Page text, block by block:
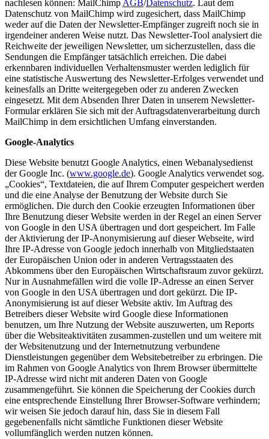
nachlesen können: MailChimp AGB/ Datenschutz. Laut dem
Datenschutz von MailChimp wird zugesichert, dass MailChimp
weder auf die Daten der Newsletter-Empfänger zugreift noch sie in
irgendeiner anderen Weise nutzt. Das Newsletter-Tool analysiert die
Reichweite der jeweiligen Newsletter, um sicherzustellen, dass die
Sendungen die Empfänger tatsächlich erreichen. Die dabei
erkennbaren individuellen Verhaltensmuster werden lediglich für
eine statistische Auswertung des Newsletter-Erfolges verwendet und
keinesfalls an Dritte weitergegeben oder zu anderen Zwecken
eingesetzt. Mit dem Absenden Ihrer Daten in unserem Newsletter-
Formular erklären Sie sich mit der Auftragsdatenverarbeitung durch
MailChimp in dem ersichtlichen Umfang einverstanden.
Google-Analytics
Diese Website benutzt Google Analytics, einen Webanalysedienst
der Google Inc. (www.google.de). Google Analytics verwendet sog.
„Cookies“, Textdateien, die auf Ihrem Computer gespeichert werden
und die eine Analyse der Benutzung der Website durch Sie
ermöglichen. Die durch den Cookie erzeugten Informationen über
Ihre Benutzung dieser Website werden in der Regel an einen Server
von Google in den USA übertragen und dort gespeichert. Im Falle
der Aktivierung der IP-Anonymisierung auf dieser Webseite, wird
Ihre IP-Adresse von Google jedoch innerhalb von Mitgliedstaaten
der Europäischen Union oder in anderen Vertragsstaaten des
Abkommens über den Europäischen Wirtschaftsraum zuvor gekürzt.
Nur in Ausnahmefällen wird die volle IP-Adresse an einen Server
von Google in den USA übertragen und dort gekürzt. Die IP-
Anonymisierung ist auf dieser Website aktiv. Im Auftrag des
Betreibers dieser Website wird Google diese Informationen
benutzen, um Ihre Nutzung der Website auszuwerten, um Reports
über die Websiteaktivitäten zusammen-zustellen und um weitere mit
der Websitenutzung und der Internetnutzung verbundene
Dienstleistungen gegenüber dem Websitebetreiber zu erbringen. Die
im Rahmen von Google Analytics von Ihrem Browser übermittelte
IP-Adresse wird nicht mit anderen Daten von Google
zusammengeführt. Sie können die Speicherung der Cookies durch
eine entsprechende Einstellung Ihrer Browser-Software verhindern;
wir weisen Sie jedoch darauf hin, dass Sie in diesem Fall
gegebenenfalls nicht sämtliche Funktionen dieser Website
vollumfänglich werden nutzen können.